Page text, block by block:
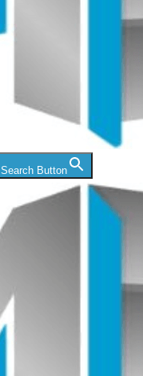
Search Button